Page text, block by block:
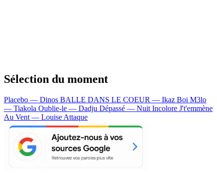
Sélection du moment
Placebo — Dinos BALLE DANS LE COEUR — Ikaz Boi M3lo
— Tiakola Oublie-le — Dadju Dépassé — Nuit Incolore J't'emmène
Au Vent — Louise Attaque